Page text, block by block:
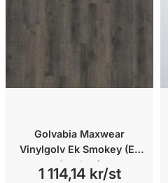
Golvabia Maxwear
Vinylgolv Ek Smokey (Ek
Smokey)
1 114,14 kr/st